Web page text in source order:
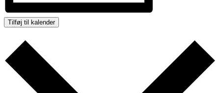
Tilføj til kalender